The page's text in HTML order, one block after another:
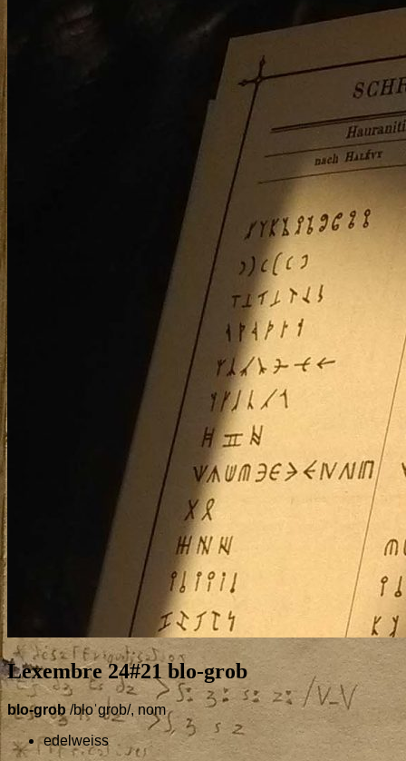
Lexembre24#21blo-grob
blo-grob /bloˈgrob/, nom
edel­weiss